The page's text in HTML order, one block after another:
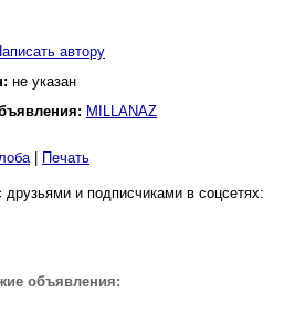
автору
не указан
MILLANAZ
| Печать
друзьями и подписчиками в соцсетях:
объявления: